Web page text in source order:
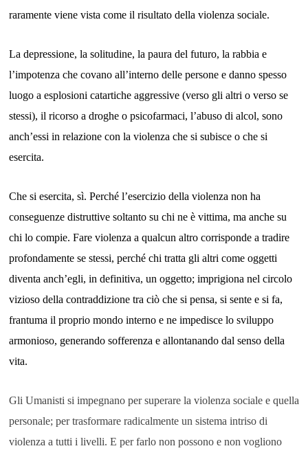
raramenteviene vista come il risultato della violenza sociale.
La depressione, la solitudine, la paura del futuro, la rabbia e
l’impotenza che covano all’interno delle persone e danno spesso
luogo a esplosioni catartiche aggressive (verso gli altri o verso se
stessi), il ricorso a droghe o psicofarmaci, l’abuso di alcol, sono
anch’essi in relazione con la violenza che si subisce o che si
esercita.
Che si esercita, sì. Perché l’esercizio della violenza non ha
conseguenze distruttive soltanto su chi ne è vittima, ma anche su
chi lo compie. Fare violenza a qualcun altro corrisponde a tradire
profondamente sestessi, perché chi tratta gli altri come oggetti
diventa anch’egli, in definitiva, un oggetto; imprigiona nel circolo
vizioso della contraddizione tra ciò che si pensa, si sente e si fa,
frantuma il proprio mondo interno e neimpedisce lo sviluppo
armonioso, generando sofferenza e allontanando dal senso della
vita.
Gli Umanisti si impegnano per superare la violenza sociale e quella
personale; per trasformare radicalmente un sistema intriso di
violenza a tutti i livelli. E per farlo non possono e non vogliono